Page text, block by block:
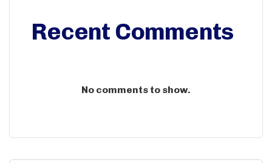
Recent Comments
No comments to show.